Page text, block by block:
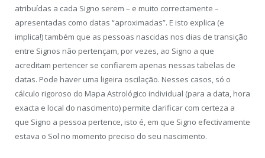
atribuídas a cada Signo serem – e muito correctamente –
apresentadas como datas “aproximadas”. E isto explica (e
implica!) também que as pessoas nascidas nos dias de transição
entre Signos não pertençam, por vezes, ao Signo a que
acreditam pertencer se confiarem apenas nessas tabelas de
datas. Pode haver uma ligeira oscilação. Nesses casos, só o
cálculo rigoroso do Mapa Astrológico individual (para a data, hora
exacta e local do nascimento) permite clarificar com certeza a
que Signo a pessoa pertence, isto é, em que Signo efectivamente
estava o Sol no momento preciso do seu nascimento.